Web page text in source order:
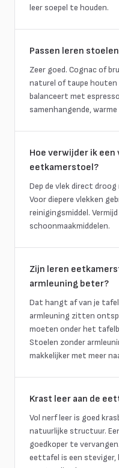
leer soepel te houden.
Passen leren
Zeer goed. Cognac of
naturel of taupe
balanceert met
samenhangende,
Hoe verwijder ik
eetkamerstoel?
Dep de vlek direct
Voor diepere vlekken
reinigingsmiddel.
schoonmaakmiddelen.
Zijn leren
armleuning beter?
Dat hangt af van je
armleuning zitten
moeten onder het
Stoelen zonder
makkelijker met meer
Krast leer aan de
Vol nerf leer is goed
natuurlijke structuur.
goedkoper te
eettafel is een steviger,